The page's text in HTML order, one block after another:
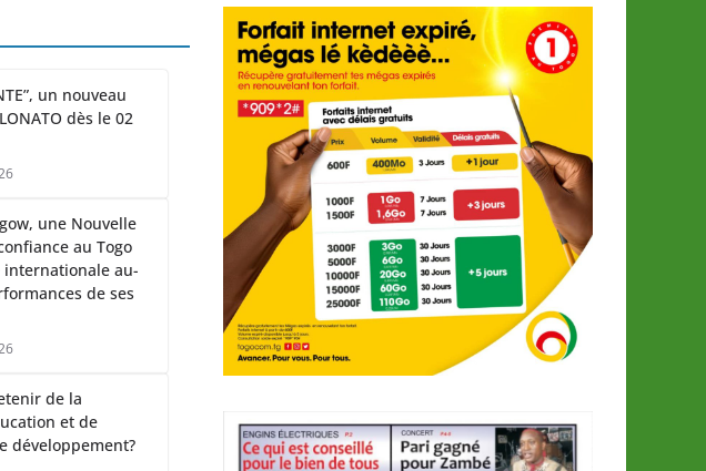
un nouveau
dès le 02
une Nouvelle
au Togo
au-
de ses
de la
et de
développement?